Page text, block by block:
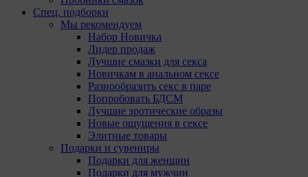
Спец. подборки
Мы рекомендуем
Набор Новичка
Лидер продаж
Лучшие смазки для секса
Новичкам в анальном сексе
Разнообразить секс в паре
Попробовать БДСМ
Лучшие эротические образы
Новые ощущения в сексе
Элитные товары
Подарки и сувениры
Подарки для женщин
Подарки для мужчин